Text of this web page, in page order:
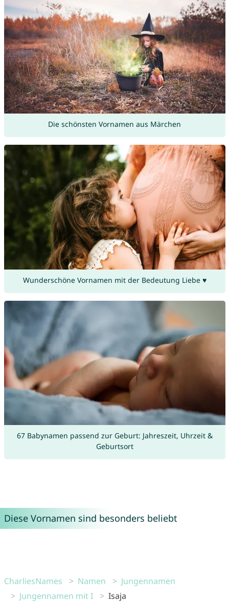
Die schönsten Vornamen aus Märchen
Wunderschöne Vornamen mit der Bedeutung Liebe ♥
67 Babynamen passend zur Geburt: Jahreszeit, Uhrzeit &
Geburtsort
Diese Vornamen sind besonders beliebt
CharliesNames Namen
Jungennamen
Jungennamen mit I
Isaja